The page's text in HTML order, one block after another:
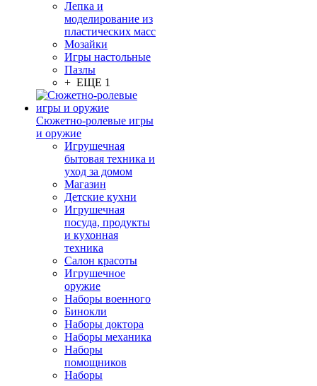
Лепка и
моделирование из
пластических масс
Мозайки
Игры настольные
Пазлы
+ ЕЩЕ 1
Сюжетно-ролевые игры
и оружие
Игрушечная
бытовая техника и
уход за домом
Магазин
Детские кухни
Игрушечная
посуда, продукты
и кухонная
техника
Салон красоты
Игрушечное
оружие
Наборы военного
Бинокли
Наборы доктора
Наборы механика
Наборы
помощников
Наборы